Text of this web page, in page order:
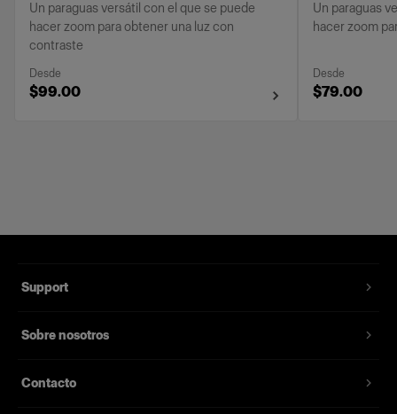
Un paraguas versátil con el que se puede
hacer zoom para obtener una luz con
contraste
Desde
$99.00
Un paraguas
hacer zoom
Desde
$79.00
Support
Sobre nosotros
Contacto